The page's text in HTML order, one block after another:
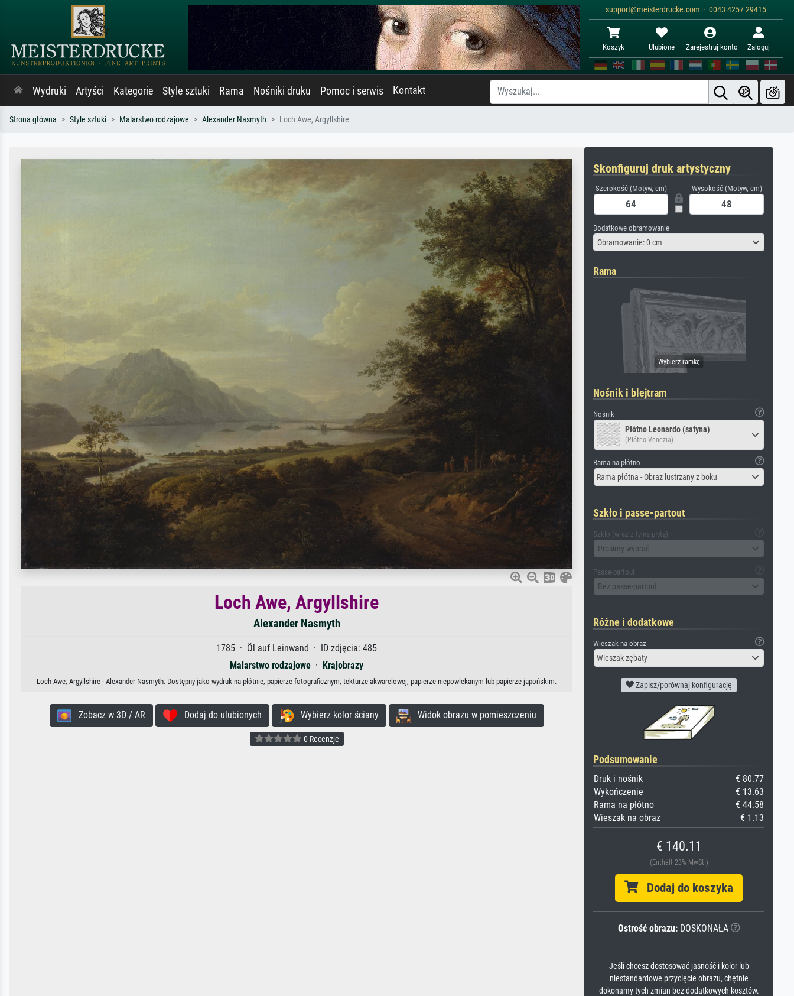
support@meisterdrucke.com · 0043 4257 29415
Koszyk Ulubione Zarejestruj konto Zaloguj
Wydruki Artyści Kategorie Style sztuki Rama Nośniki druku Pomoc i serwis Kontakt
Strona główna Style sztuki Malarstwo rodzajowe Alexander Nasmyth Loch Awe, Argyllshire
Loch Awe, Argyllshire
Alexander Nasmyth
1785 · Öl auf Leinwand · ID zdjęcia: 485
Malarstwo rodzajowe · Krajobrazy
Loch Awe, Argyllshire · Alexander Nasmyth. Dostępny jako wydruk na płótnie, papierze fotograficznym, tekturze akwarelowej, papierze niepowlekanym lub papierze japońskim.
Zobacz w 3D / AR Dodaj do ulubionych Wybierz kolor ściany Widok obrazu w pomieszczeniu
0 Recenzje
Skonfiguruj druk artystyczny
Szerokość (Motyw, cm) Wysokość (Motyw, cm)
Dodatkowe obramowanie
Obramowanie: 0 cm
Rama
Nośnik i blejtram
Nośnik
Płótno Leonardo (satyna)
(Płótno Venezia)
Rama na płótno
Rama płótna - Obraz lustrzany z boku
Szkło i passe-partout
Szkło (wraz z tylną płytą)
Prosimy wybrać
Passe-partout
Bez passe-partout
Różne i dodatkowe
Wieszak na obraz
Wieszak zębaty
Zapisz/porównaj konfigurację
Podsumowanie
Druk i nośnik
€ 80.77
Wykończenie
€ 13.63
Rama na płótno
€ 44.58
Wieszak na obraz
€ 1.13
€ 140.11
(Enthält 23% MwSt.)
Dodaj do koszyka
Ostrość obrazu:DOSKONAŁA
Jeśli chcesz dostosować jasność i kolor lub
niestandardowe przycięcie obrazu, chętnie
dokonamy tych zmian bez dodatkowych kosztów.